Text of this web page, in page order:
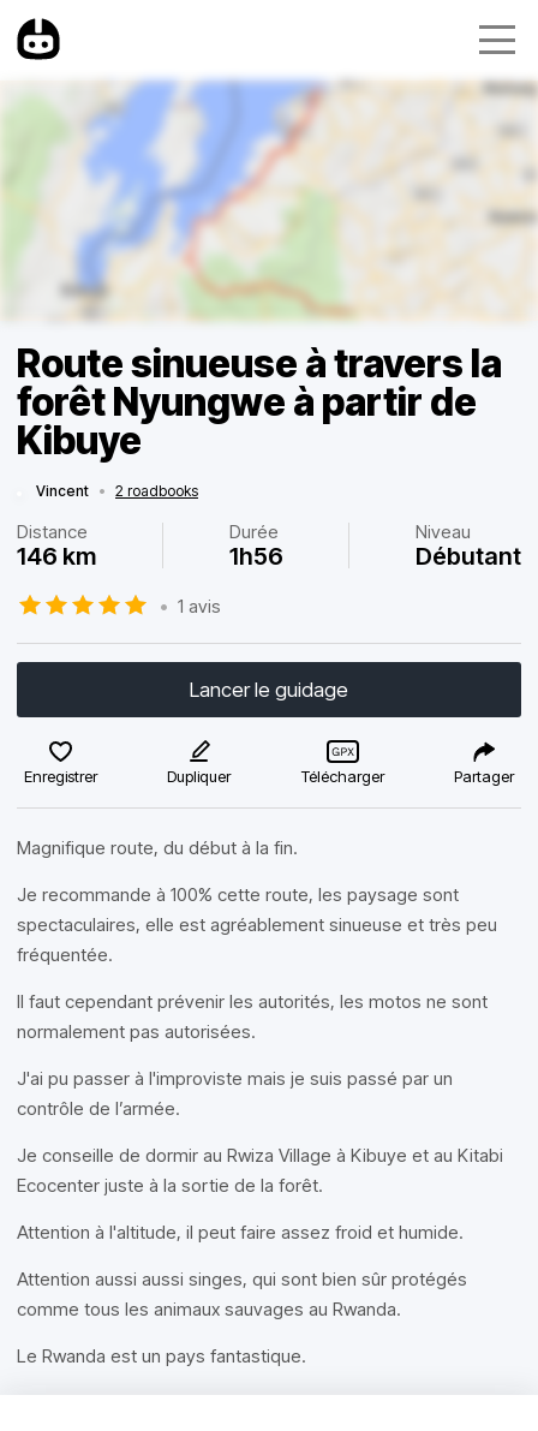
Route sinueuse à travers la
forêt Nyungwe à partir de
Kibuye
Vincent • 2 roadbooks
Distance
146 km
Durée
1h56
Niveau
Débutant
• 1 avis
Lancer le guidage
Enregistrer Dupliquer Télécharger Partager
Magnifique route, du début à la fin.
Je recommande à 100% cette route, les paysage sont
spectaculaires, elle est agréablement sinueuse et très peu
fréquentée.
Il faut cependant prévenir les autorités, les motos ne sont
normalement pas autorisées.
J'ai pu passer à l'improviste mais je suis passé par un
contrôle de l’armée.
Je conseille de dormir au Rwiza Village à Kibuye et au Kitabi
Ecocenter juste à la sortie de la forêt.
Attention à l'altitude, il peut faire assez froid et humide.
Attention aussi aussi singes, qui sont bien sûr protégés
comme tous les animaux sauvages au Rwanda.
Le Rwanda est un pays fantastique.